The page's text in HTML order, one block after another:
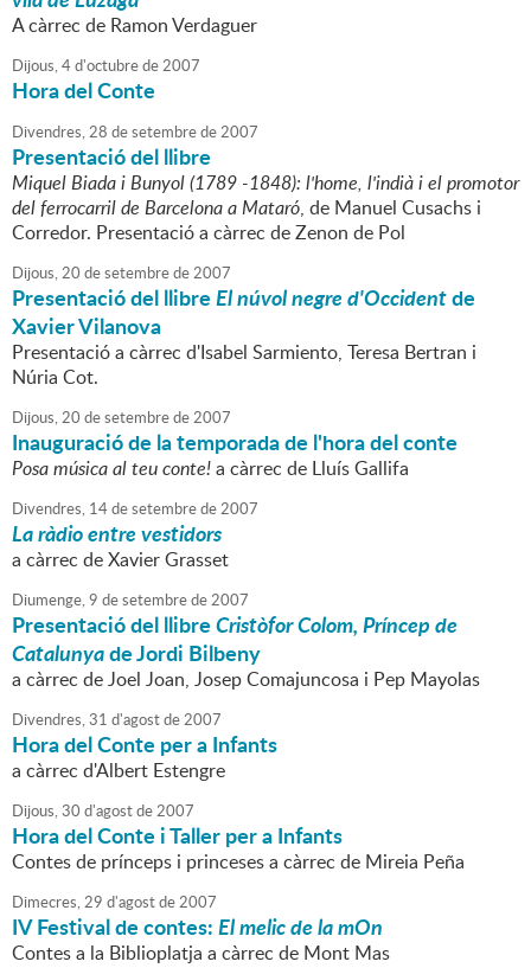
A càrrec de Ramon Verdaguer
Dijous,4d'octubrede2007
Hora del Conte
Divendres,28 desetembrede2007
Presentació del llibre
Miquel Biada i Bunyol (1789 -1848): l'home, l'indià i el promotor
del ferrocarril de Barcelona a Mataró, de Manuel Cusachs i
Corredor. Presentació a càrrec de Zenon de Pol
Dijous,20 desetembrede2007
Presentació del llibreEl núvol negre d'Occidentde
Xavier Vilanova
Presentació a càrrec d'Isabel Sarmiento, Teresa Bertran i
Núria Cot.
Dijous,20 desetembrede2007
Inauguració de la temporada de l'hora del conte
Posa música al teu conte!a càrrec de Lluís Gallifa
Divendres, 14desetembrede2007
La ràdio entre vestidors
a càrrec de Xavier Grasset
Diumenge,9 desetembrede2007
Presentació del llibreCristòfor Colom, Príncep de
Catalunyade Jordi Bilbeny
a càrrec de Joel Joan, Josep Comajuncosa i Pep Mayolas
Divendres,31 d'agostde2007
Hora del Conte per a Infants
a càrrec d'Albert Estengre
Dijous,30 d'agostde2007
Hora del Conte i Taller per a Infants
Contes de prínceps i princeses a càrrec de Mireia Peña
Dimecres,29 d'agostde2007
IV Festival de contes:El melic de la mOn
Contes a la Biblioplatja a càrrec de Mont Mas